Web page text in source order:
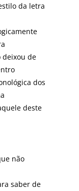
da letra
deixou de
dos
deste
não
saber de